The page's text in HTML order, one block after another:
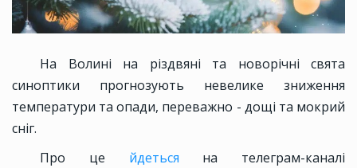
На Волині на різдвяні та новорічні свята
синоптики прогнозують невелике зниження
температури та опади, переважно - дощі та мокрий
сніг.
Про це йдеться на телеграм-каналі